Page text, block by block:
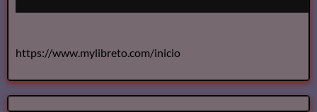
https://www.mylibreto.com/inicio